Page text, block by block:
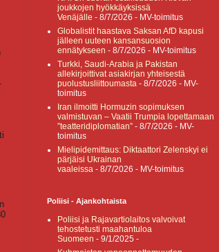
joukkojen hyökkäyksissä
Venäjälle - 8/7/2026 - MV-toimitus
Globalistit haastava Saksan AfD kapusi
jälleen uuteen kansansuosion
ennätykseen - 8/7/2026 - MV-toimitus
Turkki, Saudi-Arabia ja Pakistan
allekirjoittivat asiakirjan yhteisestä
puolustusliittoumasta - 8/7/2026 - MV-
toimitus
Iran ilmoitti Hormuzin sopimuksen
valmistuvan – Vaatii Trumpia lopettamaan
”teatteridiplomatian” - 8/7/2026 - MV-
toimitus
Mielipidemittaus: Diktaattori Zelenskyi ei
pärjäisi Ukrainan
vaaleissa - 8/7/2026 - MV-toimitus
Poliisi - Ajankohtaista
Poliisi ja Rajavartiolaitos valvoivat
tehostetusti maahantuloa
Suomeen - 9/1/2025 -